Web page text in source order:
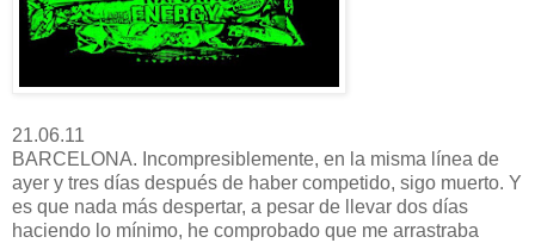
21.06.11
BARCELONA. Incompresiblemente, en la misma línea de
ayer y tres días después de haber competido, sigo muerto. Y
es que nada más despertar, a pesar de llevar dos días
haciendo lo mínimo, he comprobado que me arrastraba